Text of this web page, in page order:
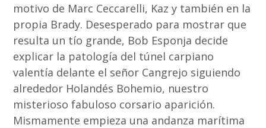
motivo de Marc Ceccarelli, Kaz y también en la
propia Brady. Desesperado para mostrar que
resulta un tío grande, Bob Esponja decide
explicar la patologí­a del túnel carpiano
valentía delante el señor Cangrejo siguiendo
alrededor Holandés Bohemio, nuestro
misterioso fabuloso corsario aparición.
Mismamente empieza una andanza marítima